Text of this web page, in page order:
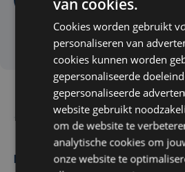
Maak zelf het nieuws
Cookies worden gebruikt
personaliseren van
cookies kunnen worden
gepersonaliseerde
gepersonaliseerde
website gebruikt
om de website te
analytische cookies om
onze website te